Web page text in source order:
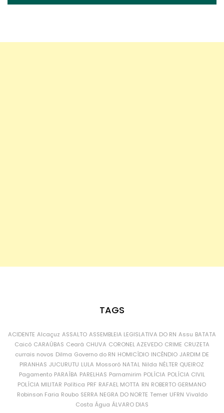
TAGS
ACIDENTE Alcaçuz ASSALTO ASSEMBLEIA LEGISLATIVA DO RN Assu BATATA
Caicó CARAÚBAS Ceará CHUVA CORONEL AZEVEDO CRIME CRUZETA
currais novos Dilma Governo do RN HOMICÍDIO INCÊNDIO JARDIM DE
PIRANHAS JUCURUTU LULA Mossoró NATAL Nilda NÉLTER QUEIROZ
Pagamento PARAÍBA PARELHAS Parnamirim POLÍCIA POLÍCIA CIVIL
POLÍCIA MILITAR Política PRF RAFAEL MOTTA RN ROBERTO GERMANO
Robinson Faria Roubo SERRA NEGRA DO NORTE Temer UFRN Vivaldo
Costa Água ÁLVARO DIAS